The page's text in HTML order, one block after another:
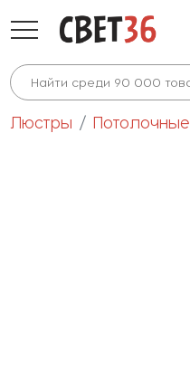
Люстры Потолочные